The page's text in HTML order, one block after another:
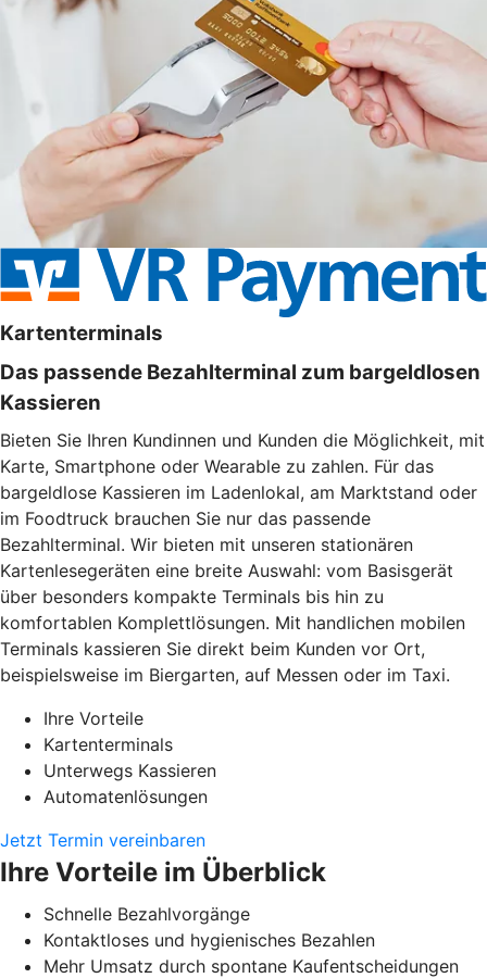
Kartenterminals
Das passende Bezahlterminal zum bargeldlosen
Kassieren
Bieten Sie Ihren Kundinnen und Kunden die Möglichkeit, mit
Karte, Smartphone oder Wearable zu zahlen. Für das
bargeldlose Kassieren im Ladenlokal, am Marktstand oder
im Foodtruck brauchen Sie nur das passende
Bezahlterminal. Wir bieten mit unseren stationären
Kartenlesegeräten eine breite Auswahl: vom Basisgerät
über besonders kompakte Terminals bis hin zu
komfortablen Komplettlösungen. Mit handlichen mobilen
Terminals kassieren Sie direkt beim Kunden vor Ort,
beispielsweise im Biergarten, auf Messen oder im Taxi.
Ihre Vorteile
Kartenterminals
Unterwegs Kassieren
Automatenlösungen
Jetzt Termin vereinbaren
Ihre Vorteile im Überblick
Schnelle Bezahlvorgänge
Kontaktloses und hygienisches Bezahlen
Mehr Umsatz durch spontane Kaufentscheidungen